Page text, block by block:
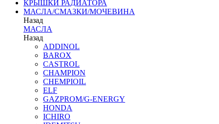
КРЫШКИ РАДИАТОРА
МАСЛА/СМАЗКИ/МОЧЕВИНА
Назад
МАСЛА
Назад
ADDINOL
BAROX
CASTROL
CHAMPION
CHEMPIOIL
ELF
GAZPROM/G-ENERGY
HONDA
ICHIRO